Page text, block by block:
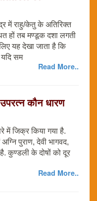
में राहु/केतु के अतिरिक्त
हों तब मण्डूक दशा लगती
यह देखा जाता है कि
सम
Read More..
कौन धारण
में जिक्र किया गया है.
पुराण, देवी भागवद,
कुण्डली के दोषों को दूर
Read More..